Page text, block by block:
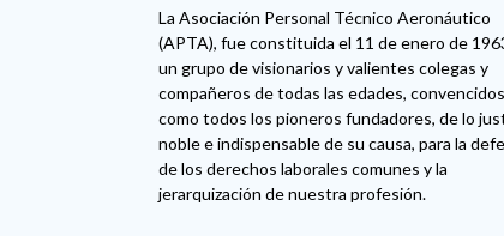
La Asociación Personal Técnico Aeronáutico
(APTA), fue constituida el 11 de enero de
un grupo de visionarios y valientes colegas y
compañeros de todas las edades, convencidos
como todos los pioneros fundadores, de lo
noble e indispensable de su causa, para la
de los derechos laborales comunes y la
jerarquización de nuestra profesión.